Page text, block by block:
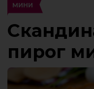
МИНИ
пирог